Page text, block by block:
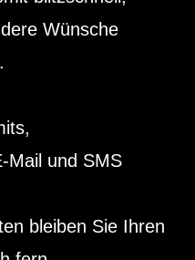
Wünsche
Mail und SMS
bleiben Sie Ihren